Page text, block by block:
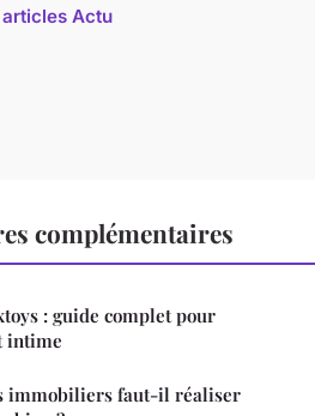
Actu
complémentaires
: guide complet pour
intime
immobiliers faut-il réaliser